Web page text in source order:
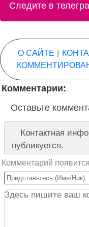
Следите в
О САЙТЕ
Комментарии:
Оставьте
Контактная
публикуется.
Комментарий